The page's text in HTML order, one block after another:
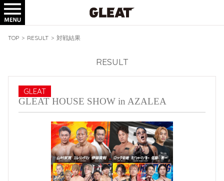
TOP > RESULT > 対戦結果
RESULT
GLEAT
GLEAT HOUSE SHOW in AZALEA